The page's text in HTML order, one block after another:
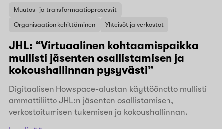
Muutos- ja transformaatioprosessit
Organisaation kehittäminen
Yhteisöt ja verkostot
JHL: “Virtuaalinen kohtaamispaikka
mullisti jäsenten osallistamisen ja
kokoushallinnan pysyvästi”
Digitaalisen Howspace-alustan käyttöönotto mullisti
ammattiliitto JHL:n jäsenten osallistamisen,
verkostoitumisen tukemisen ja kokoushallinnan.